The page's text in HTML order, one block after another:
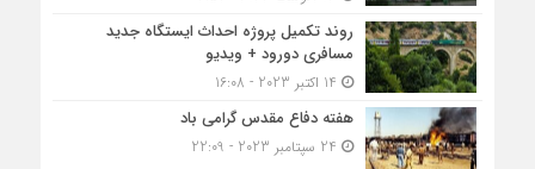
روند تکمیل پروژه احداث ایستگاه جدید
مسافری دورود + ویدیو
هفته دفاع مقدس گرامی باد